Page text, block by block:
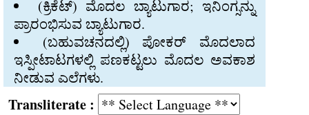
(ಕ್ರಿಕೆಟ್‍) ಮೊದಲ ಬ್ಯಾಟುಗಾರ; ಇನಿಂಗ್ಸನ್ನು
ಪ್ರಾರಂಭಿಸುವ ಬ್ಯಾಟುಗಾರ.
(ಬಹುವಚನದಲ್ಲಿ) ಪೋಕರ್‍ ಮೊದಲಾದ
ಇಸ್ಪೀಟಾಟಗಳಲ್ಲಿ ಪಣಕಟ್ಟಲು ಮೊದಲ ಅವಕಾಶ
ನೀಡುವ ಎಲೆಗಳು.
: